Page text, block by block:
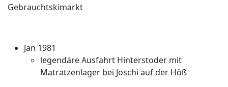
Gebrauchtskimarkt
Jan 1981
legendäre Ausfahrt Hinterstoder mit
Matratzenlager bei Joschi auf der Höß